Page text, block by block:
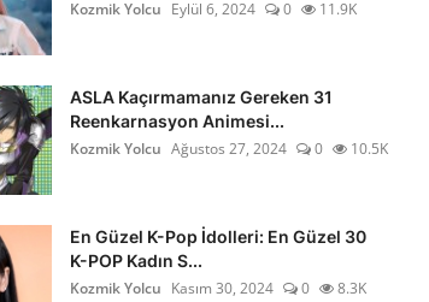
Kozmik Yolcu Eylül 6, 2024 0 11.9K
ASLA Kaçırmamanız Gereken 31
Reenkarnasyon Animesi...
Kozmik Yolcu Ağustos 27, 2024 0 10.5K
En Güzel K-Pop İdolleri: En Güzel 30
K-POP Kadın S...
Kozmik Yolcu Kasım 30, 2024 0 8.3K